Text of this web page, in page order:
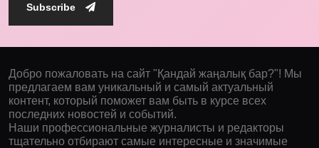
Subscribe
Добро пожаловать на сайт "Қандай жаңалық бар?"! Мы
предлагаем вам уникальный и самый актуальный
контент, который поможет вам быть в курсе всех
последних новостей и событий.
Наши профессиональные журналисты и редакторы
тщательно отбирают самые интересные и значимые